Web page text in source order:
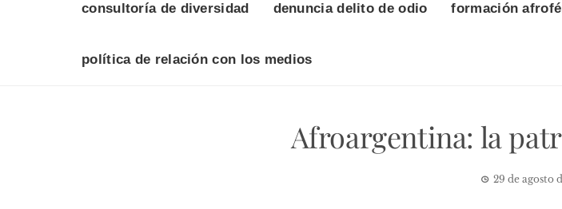
consultoría de diversidad denuncia delito de odio formación
política de relación con los medios
Afroargentina: la
29 de agosto